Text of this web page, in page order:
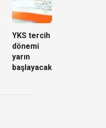
YKS tercih
dönemi
yarın
başlayacak